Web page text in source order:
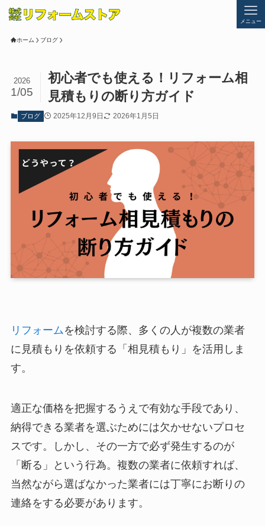
メニュー
ホーム ブログ
初心者でも使える！リフォーム相
見積もりの断り方ガイド
2026
1/05
ブログ 2025年12月9日 2026年1月5日
リフォームを検討する際、多くの人が複数の業者
に見積もりを依頼する「相見積もり」を活用しま
す。
適正な価格を把握するうえで有効な手段であり、
納得できる業者を選ぶためには欠かせないプロセ
スです。しかし、その一方で必ず発生するのが
「断る」という行為。複数の業者に依頼すれば、
当然ながら選ばなかった業者には丁寧にお断りの
連絡をする必要があります。